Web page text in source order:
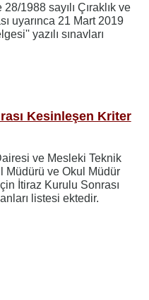
1988 sayılı Çıraklık ve
uyarınca 21 Mart 2019
yazılı sınavları
Kesinleşen Kriter
ve Mesleki Teknik
Müdürü ve Okul Müdür
İtiraz Kurulu Sonrası
listesi ektedir.